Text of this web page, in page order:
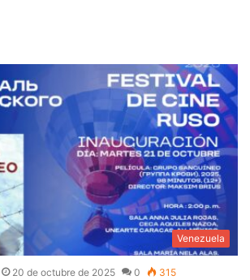
Venezuela
20 de octubre de 2025 0 315